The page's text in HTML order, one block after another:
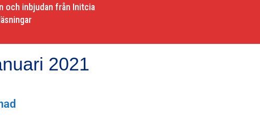
och inbjudan från Initcia
2021